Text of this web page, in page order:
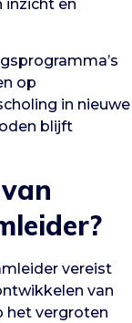
inzicht en
op
in nieuwe
blijft
vereist
van
het vergroten